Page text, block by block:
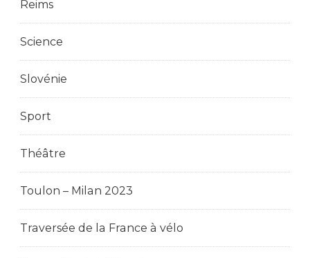
Reims
Science
Slovénie
Sport
Théâtre
Toulon – Milan 2023
Traversée de la France à vélo